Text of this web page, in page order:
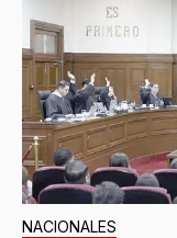
NACIONALES